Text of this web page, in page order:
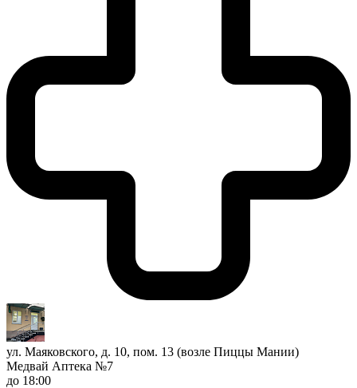
ул. Маяковского, д. 10, пом. 13 (возле Пиццы Мании)
Медвай Аптека №7
до 18:00